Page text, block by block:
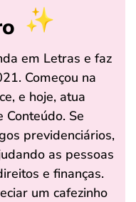
em Letras e faz
Começou na
e hoje, atua
Se
previdenciários,
as pessoas
e finanças.
um cafezinho